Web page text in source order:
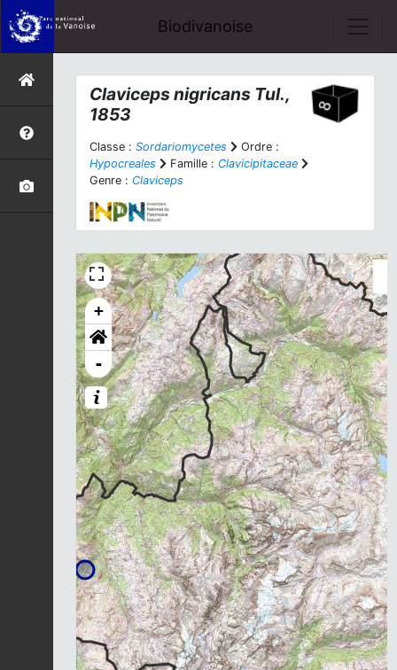
Biodivanoise
Claviceps nigricans Tul.,
1853
Classe : Sordariomycetes
Ordre :
Hypocreales
Famille : Clavicipitaceae
Genre : Claviceps
+
-